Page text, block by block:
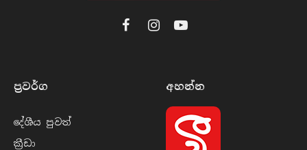
FacebookInstagramYouTube
ප්‍රවර්​ග
දේශීය පුව​ත්
ක්‍රී​ඩා
අහන්​න